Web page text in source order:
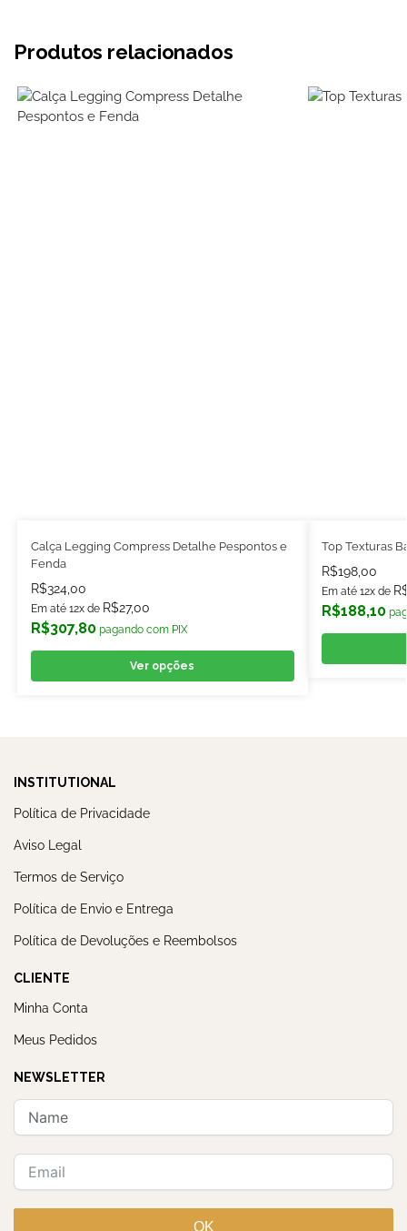
Produtos relacionados
Calça Legging Compress Detalhe Pespontos e
Fenda
R$324,00
Em até 12x de R$27,00
R$307,80 pagando com PIX
Ver opções
Top Texturas
R$198,00
Em até 12x de
R$188,10
INSTITUTIONAL
Política de Privacidade
Aviso Legal
Termos de Serviço
Política de Envio e Entrega
Política de Devoluções e Reembolsos
CLIENTE
Minha Conta
Meus Pedidos
NEWSLETTER
OK